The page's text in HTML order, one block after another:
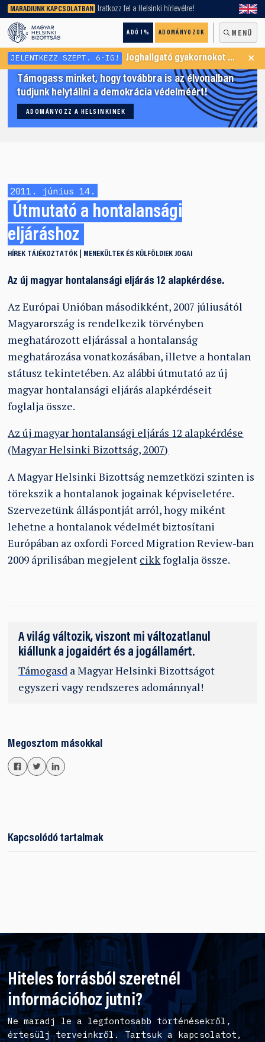
MARADJUNK KAPCSOLATBAN Iratkozz fel a Helsinki hírlevélre!
ADÓ 1% ADOMÁNYOZOK MENÜ
keresőnket!
JELENTKEZZ SZEPT. 6-IG! Joghallgató gyakornokot keresünk Menekültügyi Programunkba ×
Támogass minket, hogy továbbra is az élvonalban
tudjunk helytállni a demokrácia védelméért!
ADOMÁNYOZZ A HELSINKINEK
2011. június 14.
Útmutató a hontalansági
eljáráshoz
HÍREK TÁJÉKOZTATÓK MENEKÜLTEK ÉS KÜLFÖLDIEK JOGAI
Az új magyar hontalansági eljárás 12 alapkérdése.
Az Európai Unióban másodikként, 2007 júliusától
Magyarország is rendelkezik törvényben
meghatározott eljárással a hontalanság
meghatározása vonatkozásában, illetve a hontalan
státusz tekintetében. Az alábbi útmutató az új
magyar hontalansági eljárás alapkérdéseit
foglalja össze.
Az új magyar hontalansági eljárás 12 alapkérdése
(Magyar Helsinki Bizottság, 2007)
A Magyar Helsinki Bizottság nemzetközi szinten is
törekszik a hontalanok jogainak képviseletére.
Szervezetünk álláspontját arról, hogy miként
lehetne a hontalanok védelmét biztosítani
Európában az oxfordi Forced Migration Review-ban
2009 áprilisában megjelent cikkfoglalja össze.
A világ változik, viszont mi változatlanul
kiállunk a jogaidért és a jogállamért.
Támogasd a Magyar Helsinki Bizottságot
egyszeri vagy rendszeres adománnyal!
Megosztom másokkal
Kapcsolódó tartalmak
Hiteles forrásból szeretnél
információhoz jutni?
Ne maradj le a legfontosabb történésekről,
értesülj terveinkről. Tartsuk a kapcsolatot,